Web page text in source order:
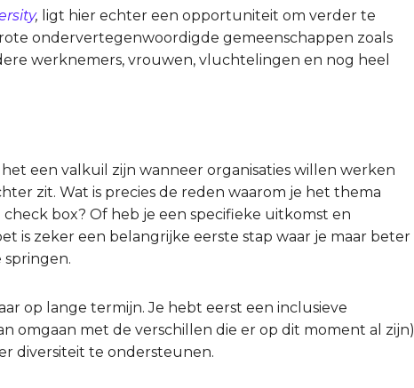
, ligt hier echter een opportuniteit om verder te
ondervertegenwoordigde gemeenschappen zoals
werknemers, vrouwen, vluchtelingen en nog heel
het een valkuil zijn wanneer organisaties willen werken
zit. Wat is precies de reden waarom je het thema
box? Of heb je een specifieke uitkomst en
is zeker een belangrijke eerste stap waar je maar beter
op lange termijn. Je hebt eerst een inclusieve
omgaan met de verschillen die er op dit moment al zijn)
diversiteit te ondersteunen.